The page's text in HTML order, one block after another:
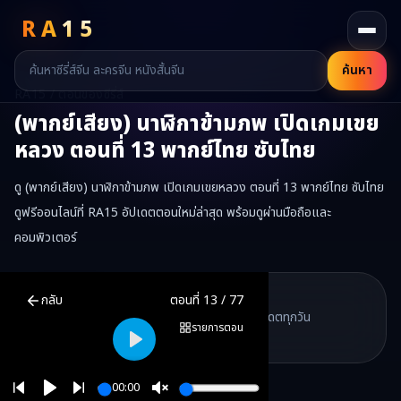
RA15
ค้นหา
RA15 / ตอนของซีรี่ส์
(พากย์เสียง) นาฬิกาข้ามภพ เปิดเกมเขย
หลวง ตอนที่ 13 พากย์ไทย ซับไทย
ดู (พากย์เสียง) นาฬิกาข้ามภพ เปิดเกมเขยหลวง ตอนที่ 13 พากย์ไทย ซับไทย
ดูฟรีออนไลน์ที่ RA15 อัปเดตตอนใหม่ล่าสุด พร้อมดูผ่านมือถือและ
คอมพิวเตอร์
กลับ ตอนที่ 13 / 77
รายการตอน
00:00
Play
พากย์ไทย ซับ
RA15 เป็นเว็บไซต์ดูซีรี่ส์จีนออนไลน์ฟรี ที่รวบรวมหนังจีน ละครจีน มิ
RA15 Drama
RA15 Drama
รวมซีรี่ส์จีน ละครสั้น หนังแนวตั้ง พากย์ไทย อัปเดตทุกวัน
RA15 Drama